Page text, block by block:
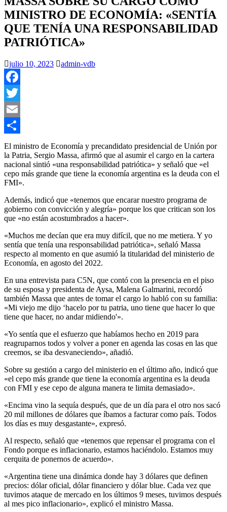
MINISTRO DE ECONOMÍA: «SENTÍA
QUE TENÍA UNA RESPONSABILIDAD
PATRIÓTICA»
julio 10, 2023 admin-vdb
Facebook
Twitter
Email
Compartir
El ministro de Economía y precandidato presidencial de Unión por
la Patria, Sergio Massa, afirmó que al asumir el cargo en la cartera
nacional sintió «una responsabilidad patriótica» y señaló que «el
cepo más grande que tiene la economía argentina es la deuda con el
FMI».
Además, indicó que «tenemos que encarar nuestro programa de
gobierno con convicción y alegría» porque los que critican son los
que «no están acostumbrados a hacer».
«Muchos me decían que era muy difícil, que no me metiera. Y yo
sentía que tenía una responsabilidad patriótica», señaló Massa
respecto al momento en que asumió la titularidad del ministerio de
Economía, en agosto del 2022.
En una entrevista para C5N, que contó con la presencia en el piso
de su esposa y presidenta de Aysa, Malena Galmarini, recordó
también Massa que antes de tomar el cargo lo habló con su familia:
«Mi viejo me dijo ‘hacelo por tu patria, uno tiene que hacer lo que
tiene que hacer, no andar midiendo'».
«Yo sentía que el esfuerzo que habíamos hecho en 2019 para
reagruparnos todos y volver a poner en agenda las cosas en las que
creemos, se iba desvaneciendo», añadió.
Sobre su gestión a cargo del ministerio en el último año, indicó que
«el cepo más grande que tiene la economía argentina es la deuda
con FMI y ese cepo de alguna manera te limita demasiado».
«Encima vino la sequía después, que de un día para el otro nos sacó
20 mil millones de dólares que íbamos a facturar como país. Todos
los días es muy desgastante», expresó.
Al respecto, señaló que «tenemos que repensar el programa con el
Fondo porque es inflacionario, estamos haciéndolo. Estamos muy
cerquita de ponernos de acuerdo».
«Argentina tiene una dinámica donde hay 3 dólares que definen
precios: dólar oficial, dólar financiero y dólar blue. Cada vez que
tuvimos ataque de mercado en los últimos 9 meses, tuvimos después
al mes pico inflacionario», explicó el ministro Massa.